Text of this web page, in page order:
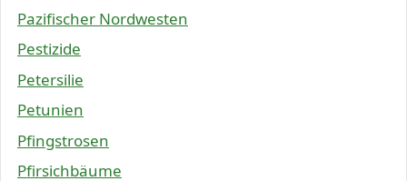
Pazifischer Nordwesten
Pestizide
Petersilie
Petunien
Pfingstrosen
Pfirsichbäume